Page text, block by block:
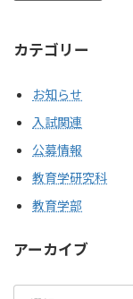
カテゴリー
お知らせ
入試関連
公募情報
教育学研究科
教育学部
アーカイブ